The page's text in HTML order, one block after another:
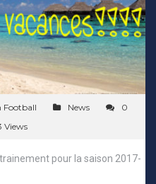
Football News
0
Views
pour la saison 2017-